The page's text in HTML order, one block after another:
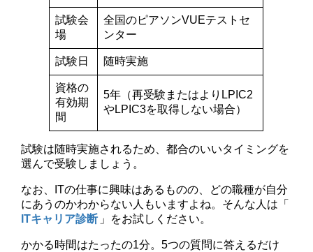
試験会
場
全国のピアソンVUEテストセ
ンター
試験日 随時実施
資格の
有効期
間
5年（再受験またはよりLPIC2
やLPIC3を取得しない場合）
試験は随時実施されるため、都合のいいタイミングを
選んで受験しましょう。
なお、ITの仕事に興味はあるものの、どの職種が自分
にあうのかわからない人もいますよね。そんな人は「
ITキャリア診断 」をお試しください。
かかる時間はたったの1分。5つの質問に答えるだけ